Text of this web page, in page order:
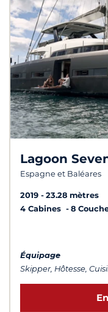
Lagoon
Espagne et Baléares
2019
23.28 mètres
4 Cabines
8
Équipage
Skipper, Hôtesse,